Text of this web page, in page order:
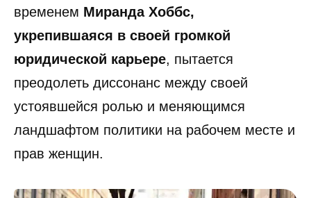
временем Миранда Хоббс,
укрепившаяся в своей громкой
юридической карьере, пытается
преодолеть диссонанс между своей
устоявшейся ролью и меняющимся
ландшафтом политики на рабочем месте и
прав женщин.